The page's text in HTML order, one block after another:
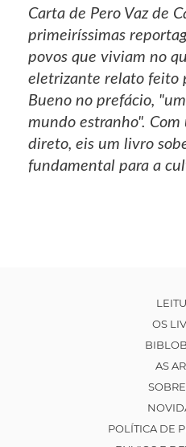
Carta de Pero Vaz de
primeiríssimas
povos que viviam no
eletrizante relato feito
Bueno no prefácio,
mundo estranho".
direto, eis um livro
fundamental para a
OS
AS
POLÍTICA DE